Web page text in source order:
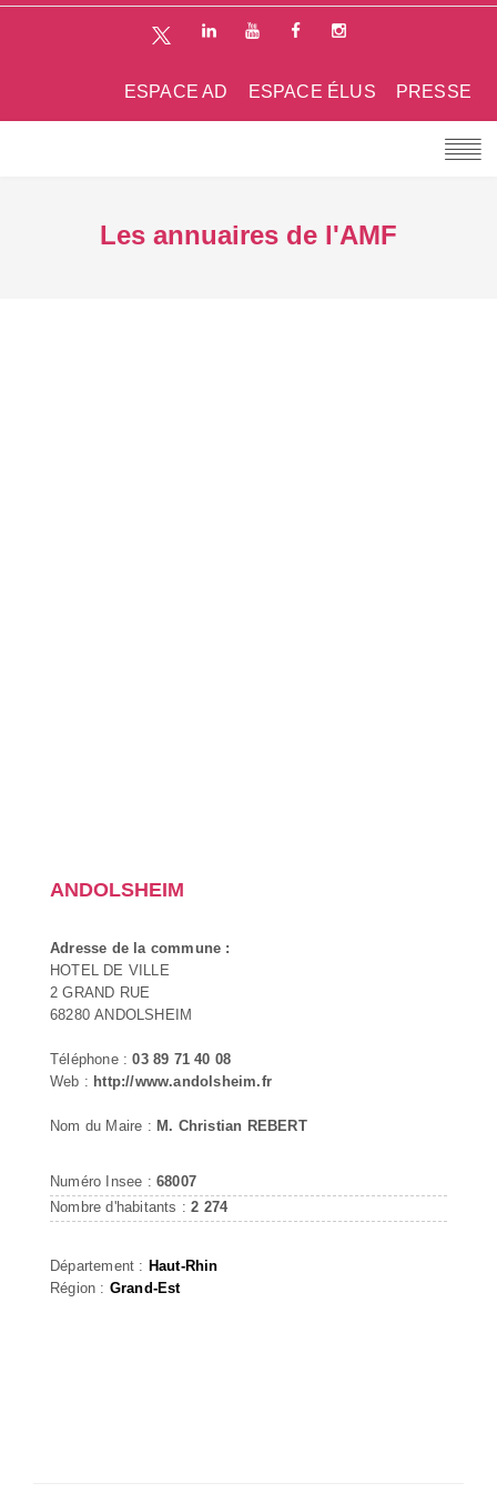
PRESSE
ESPACE ÉLUS
ESPACE AD
Les annuaires de l'AMF
ANDOLSHEIM
Adresse de la commune :
HOTEL DE VILLE
2 GRAND RUE
68280 ANDOLSHEIM
Téléphone :03 89 71 40 08
Web : http://www.andolsheim.fr
Nom du Maire : M. Christian REBERT
Numéro Insee : 68007
Nombre d'habitants :2 274
Département : Haut-Rhin
Région : Grand-Est